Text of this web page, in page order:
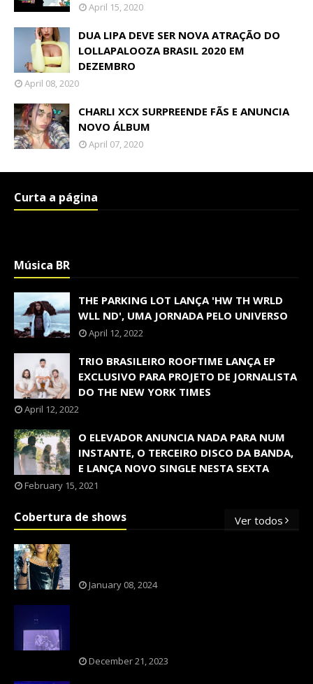
April 15, 2020
DUA LIPA DEVE SER NOVA ATRAÇÃO DO
LOLLAPALOOZA BRASIL 2020 EM
DEZEMBRO
April 08, 2020
CHARLI XCX SURPREENDE FÃS E ANUNCIA
NOVO ÁLBUM
April 07, 2020
Curta a página
Música BR
THE PARKING LOT LANÇA 'HW TH WRLD
WLL ND', UMA JORNADA PELO UNIVERSO
April 12, 2022
TRIO BRASILEIRO ROOFTIME LANÇA EP
EXCLUSIVO PARA PROJETO DE JORNALISTA
DO THE NEW YORK TIMES
April 12, 2022
O ELEVADOR ANUNCIA NADA PARA NUM
INSTANTE, O TERCEIRO DISCO DA BANDA,
E LANÇA NOVO SINGLE NESTA SEXTA
February 15, 2021
Cobertura de shows Ver todos
January 08, 2024
December 21, 2023